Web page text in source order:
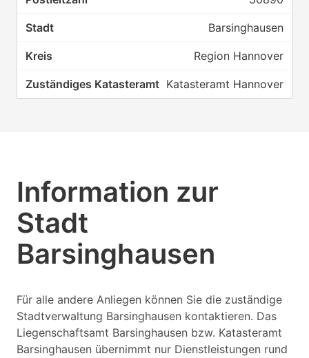
Barsinghausen
Region Hannover
Katasteramt Hannover
Information zur
Stadt
Barsinghausen
Für alle andere Anliegen können Sie die zuständige
Stadtverwaltung Barsinghausen kontaktieren. Das
Liegenschaftsamt Barsinghausen bzw. Katasteramt
Barsinghausen übernimmt nur Dienstleistungen rund